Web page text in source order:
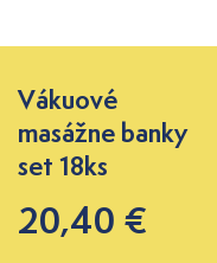
Vákuové
masážne banky
set 18ks
20,40 €